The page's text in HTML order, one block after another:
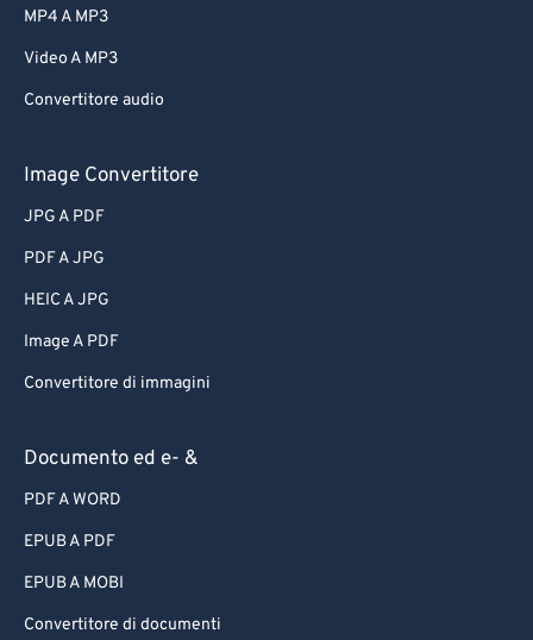
MP4 A MP3
Video A MP3
Convertitore audio
Image Convertitore
JPG A PDF
PDF A JPG
HEIC A JPG
Image A PDF
Convertitore di immagini
Documento ed e- &
PDF A WORD
EPUB A PDF
EPUB A MOBI
Convertitore di documenti